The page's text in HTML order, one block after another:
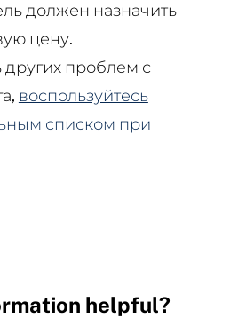
должен назначить
цену.
проблем с
воспользуйтесь
списком при
helpful?